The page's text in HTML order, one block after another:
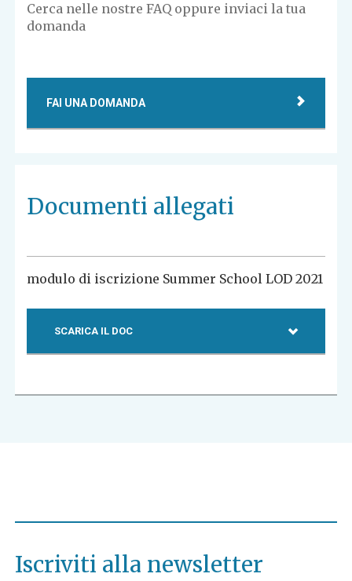
Cerca nelle nostre FAQ oppure inviaci la tua
domanda
FAI UNA DOMANDA
Documenti allegati
modulo di iscrizione Summer School LOD 2021
SCARICA IL DOC
Iscriviti alla newsletter